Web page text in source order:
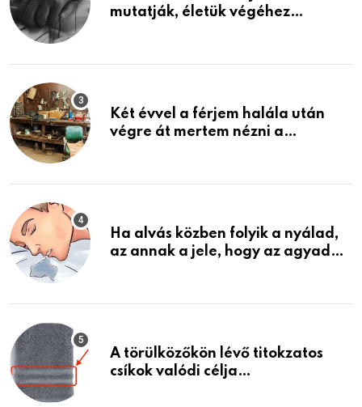
mutatják, életük végéhez
Két évvel a férjem halála után
végre át mertem nézni a
életemet
Ha alvás közben folyik a nyálad,
az annak a jele, hogy az agyad…
A törülközőkön lévő titokzatos
csíkok valódi célja…